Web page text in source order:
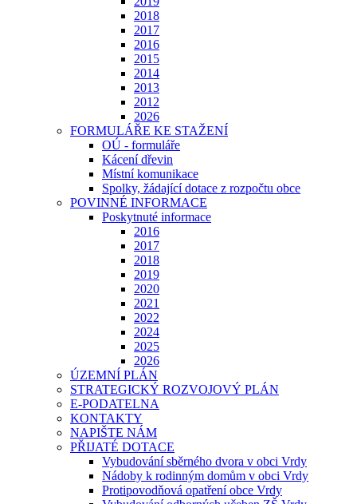
2018
2017
2016
2015
2014
2013
2012
2026
FORMULÁŘE KE STAŽENÍ
OÚ - formuláře
Kácení dřevin
Místní komunikace
Spolky, žádající dotace z rozpočtu obce
POVINNÉ INFORMACE
Poskytnuté informace
2016
2017
2018
2019
2020
2021
2022
2024
2025
2026
ÚZEMNÍ PLÁN
STRATEGICKÝ ROZVOJOVÝ PLÁN
E-PODATELNA
KONTAKTY
NAPIŠTE NÁM
PŘIJATÉ DOTACE
Vybudování sběrného dvora v obci Vrdy
Nádoby k rodinným domům v obci Vrdy
Protipovodňová opatření obce Vrdy